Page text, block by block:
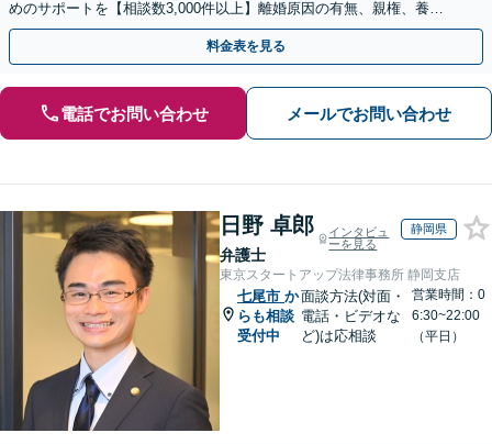
めのサポートを【相談数3,000件以上】離婚原因の有無、親権、養育
費、財産分与、慰謝料請求【夜間・休日相談可】
料金表を見る
電話でお問い合わせ メールでお問い合わせ
日野 卓郎
弁護士
インタビュ
ーを見る
静岡県
東京スタートアップ法律事務所 静岡支店
七尾市 か
らも相談
受付中
面談方法(対面・
電話・ビデオな
ど)は応相談
営業時間：0
6:30~22:00
（平日）